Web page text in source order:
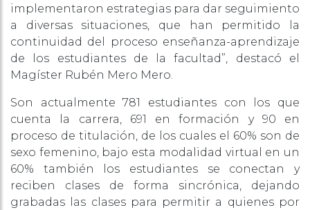
implementaron estrategias para dar seguimiento
a diversas situaciones, que han permitido la
continuidad del proceso enseñanza-aprendizaje
de los estudiantes de la facultad”, destacó el
Magíster Rubén Mero Mero.
Son actualmente 781 estudiantes con los que
cuenta la carrera, 691 en formación y 90 en
proceso de titulación, de los cuales el 60% son de
sexo femenino, bajo esta modalidad virtual en un
60% también los estudiantes se conectan y
reciben clases de forma sincrónica, dejando
grabadas las clases para permitir a quienes por